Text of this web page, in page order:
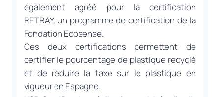
également agréé pour la certification
RETRAY, un programme de certification de la
Fondation Ecosense.
Ces deux certifications permettent de
certifier le pourcentage de plastique recyclé
et de réduire la taxe sur le plastique en
vigueur en Espagne.